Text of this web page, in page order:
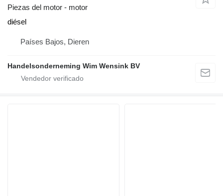
Piezas del motor - motor
diésel
Países Bajos, Dieren
Handelsonderneming Wim Wensink BV